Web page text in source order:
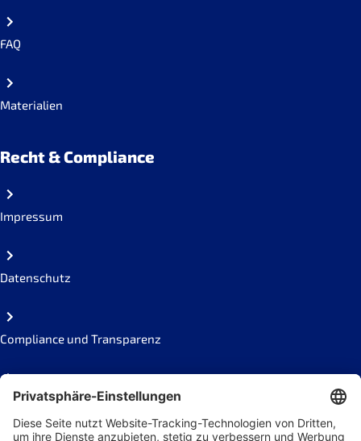
FAQ
Materialien
Recht & Compliance
Impressum
Datenschutz
Compliance und Transparenz
Missbrauch melden